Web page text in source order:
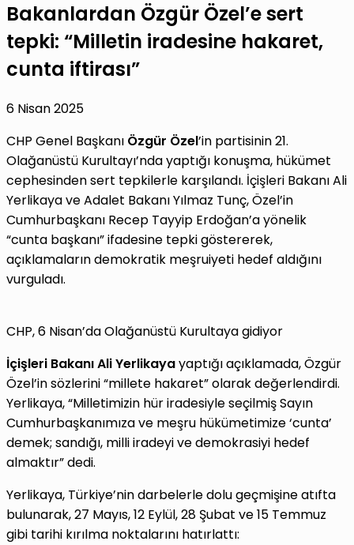
Bakanlardan Özgür Özel’e sert
tepki: “Milletin iradesine hakaret,
cunta iftirası”
6 Nisan 2025
CHP Genel Başkanı Özgür Özel’in partisinin 21.
Olağanüstü Kurultayı’nda yaptığı konuşma, hükümet
cephesinden sert tepkilerle karşılandı. İçişleri Bakanı Ali
Yerlikaya ve Adalet Bakanı Yılmaz Tunç, Özel’in
Cumhurbaşkanı Recep Tayyip Erdoğan’a yönelik
“cunta başkanı” ifadesine tepki göstererek,
açıklamaların demokratik meşruiyeti hedef aldığını
vurguladı.
CHP, 6 Nisan’da Olağanüstü Kurultaya gidiyor
İçişleri Bakanı Ali Yerlikayayaptığı açıklamada, Özgür
Özel’in sözlerini “millete hakaret” olarak değerlendirdi.
Yerlikaya, “Milletimizin hür iradesiyle seçilmiş Sayın
Cumhurbaşkanımıza ve meşru hükümetimize ‘cunta’
demek; sandığı, milli iradeyi ve demokrasiyi hedef
almaktır” dedi.
Yerlikaya, Türkiye’nin darbelerle dolu geçmişine atıfta
bulunarak, 27 Mayıs, 12 Eylül, 28 Şubat ve 15 Temmuz
gibi tarihi kırılma noktalarını hatırlattı: